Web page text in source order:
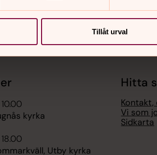
Tillåt urval
kyrka
Utby kyrka
Hitta
Vi som
Sidkarta